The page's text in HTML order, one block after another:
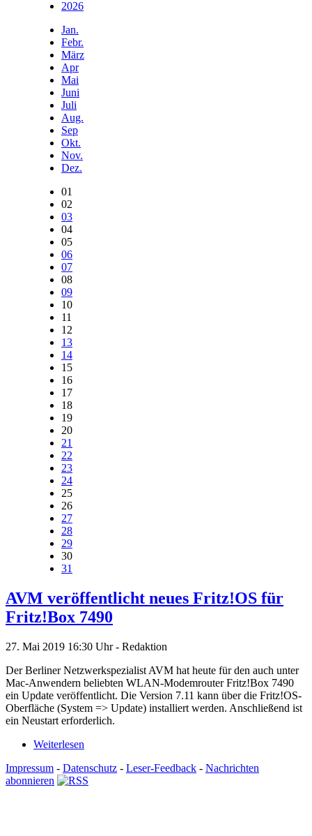
2026
Jan.
Febr.
März
Apr
Mai
Juni
Juli
Aug.
Sep
Okt.
Nov.
Dez.
01
02
03
04
05
06
07
08
09
10
11
12
13
14
15
16
17
18
19
20
21
22
23
24
25
26
27
28
29
30
31
AVM veröffentlicht neues Fritz!OS für
Fritz!Box 7490
27. Mai 2019 16:30 Uhr - Redaktion
Der Berliner Netzwerkspezialist AVM hat heute für den auch unter
Mac-Anwendern beliebten WLAN-Modemrouter Fritz!Box 7490
ein Update veröffentlicht. Die Version 7.11 kann über die Fritz!OS-
Oberfläche (System => Update) installiert werden. Anschließend ist
ein Neustart erforderlich.
Weiterlesen
Impressum - Datenschutz - Leser-Feedback - Nachrichten
abonnieren